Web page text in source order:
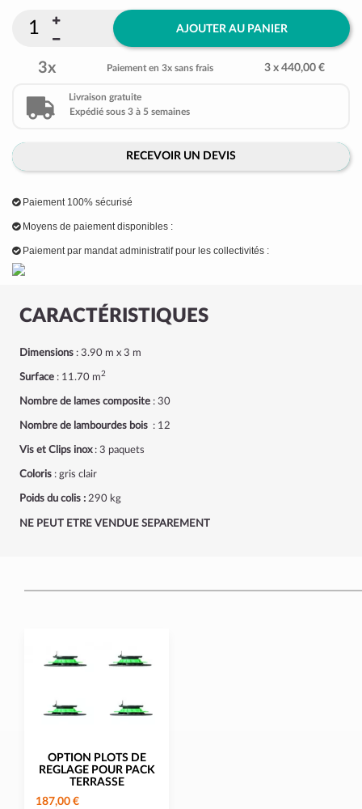
CARACTÉRISTIQUES
Dimensions : 3.90 m x 3 m
Surface : 11.70 m2
Nombre de lames composite : 30
Nombre de lambourdes bois : 12
Vis et Clips inox: 3 paquets
Coloris : gris clair
Poids du colis : 290 kg
NE PEUT ETRE VENDUE SEPAREMENT
AJOUTER AU PANIER
3x Paiement en 3x sans frais 3 x 440,00 €
Livraison gratuite
Expédié sous 3 à 5 semaines
RECEVOIR UN DEVIS
Paiement 100% sécurisé
Moyens de paiement disponibles :
Paiement par mandat administratif pour les collectivités :
OPTION PLOTS DE
REGLAGE POUR PACK
TERRASSE
187,00 €